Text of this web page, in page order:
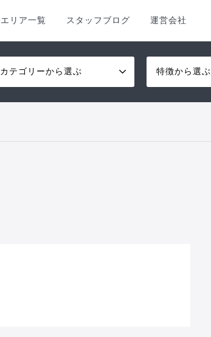
エリア一覧 スタッフブログ 運営会社
カテゴリーから選ぶ 特徴から選ぶ